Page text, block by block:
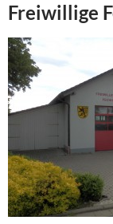
Freiwillige